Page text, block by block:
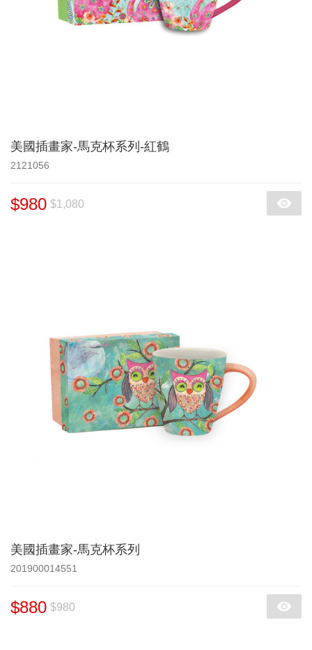
美國插畫家-馬克杯系列-紅鶴
2121056
$980 $1,080
美國插畫家-馬克杯系列
201900014551
$880 $980